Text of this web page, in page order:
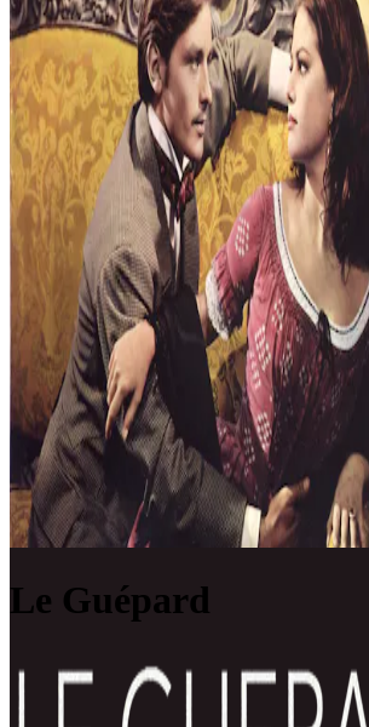
Le Guépard